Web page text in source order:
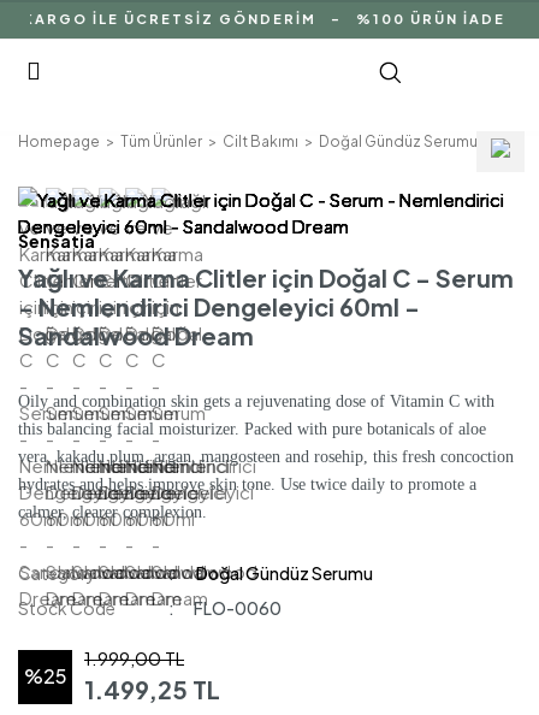
KARGO İLE ÜCRETSİZ GÖNDERİM - %100 ÜRÜN İADE
Homepage Tüm Ürünler Cilt Bakımı Doğal Gündüz Serumu
Sensatia
Yağlı ve Karma Clitler için Doğal C - Serum
- Nemlendirici Dengeleyici 60ml -
Sandalwood Dream
Oily and combination skin gets a rejuvenating dose of Vitamin C with
this balancing facial moisturizer. Packed with pure botanicals of aloe
vera, kakadu plum, argan, mangosteen and rosehip, this fresh concoction
hydrates and helps improve skin tone. Use twice daily to promote a
calmer, clearer complexion.
Category
Doğal Gündüz Serumu
Stock Code
FLO-0060
%25
1.999,00 TL
1.499,25 TL